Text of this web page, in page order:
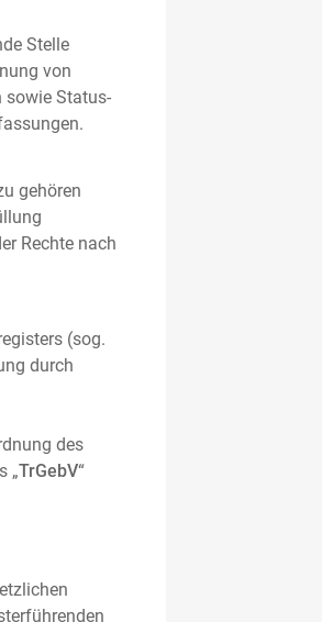
Stelle
von
sowie Status-
gehören
Rechte nach
(sog.
durch
des
„TrGebV“